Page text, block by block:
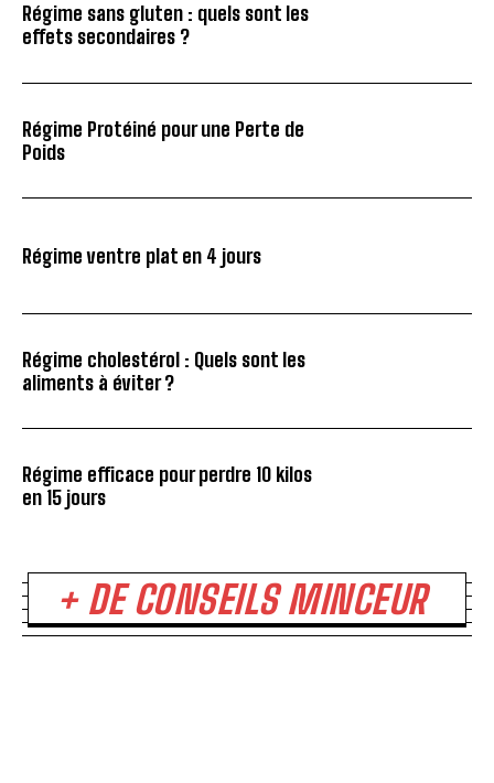
Régime sans gluten : quels sont les
effets secondaires ?
Régime Protéiné pour une Perte de
Poids
Régime ventre plat en 4 jours
Régime cholestérol : Quels sont les
aliments à éviter ?
Régime efficace pour perdre 10 kilos
en 15 jours
+ DE CONSEILS MINCEUR